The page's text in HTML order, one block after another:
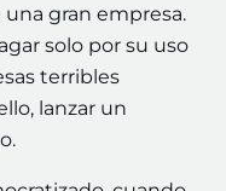
gran empresa.
solo por su uso
terribles
lanzar un